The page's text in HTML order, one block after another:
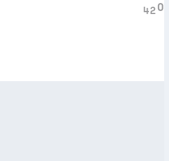
420